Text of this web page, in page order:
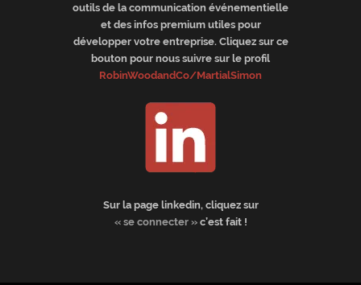
outils de la communication événementielle
et des infos premium utiles pour
développer votre entreprise. Cliquez sur ce
bouton pour nous suivre sur le profil
RobinWoodandCo/MartialSimon
Sur la page linkedin, cliquez sur
« se connecter »c’est fait !